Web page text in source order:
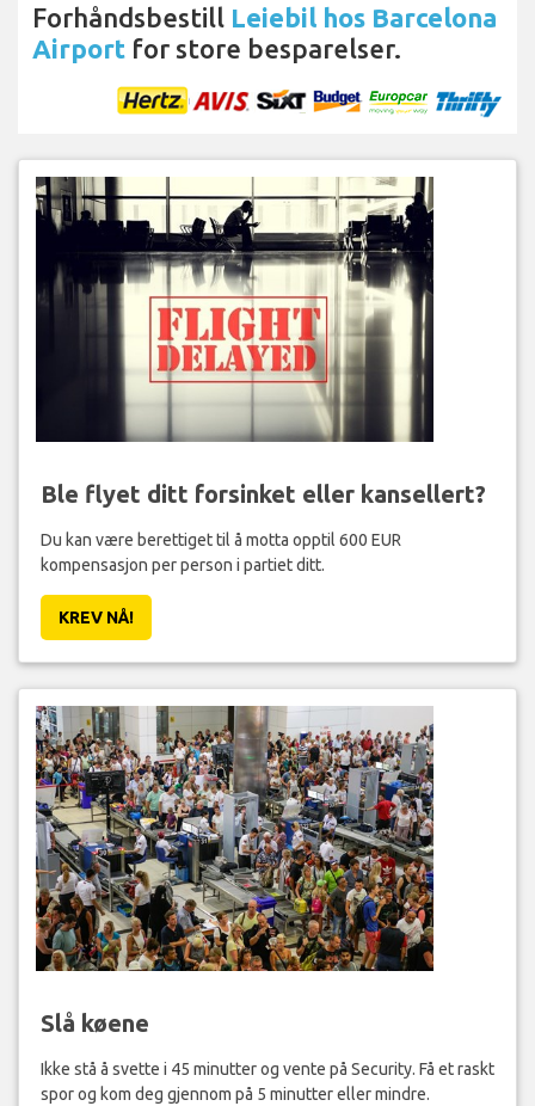
Forhåndsbestill Leiebil hos Barcelona
Airport for store besparelser.
Ble flyet ditt forsinket eller kansellert?
Du kan være berettiget til å motta opptil 600 EUR
kompensasjon per person i partiet ditt.
KREV NÅ!
Slå køene
Ikke stå å svette i 45 minutter og vente på Security. Få et raskt
spor og kom deg gjennom på 5 minutter eller mindre.